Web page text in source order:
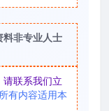
料非专业人士
联系我们立
有内容适用本